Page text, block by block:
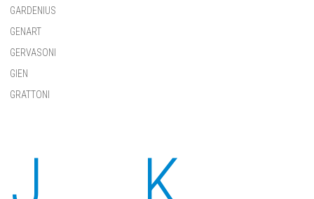
GARDENIUS
GENART
GERVASONI
GIEN
GRATTONI